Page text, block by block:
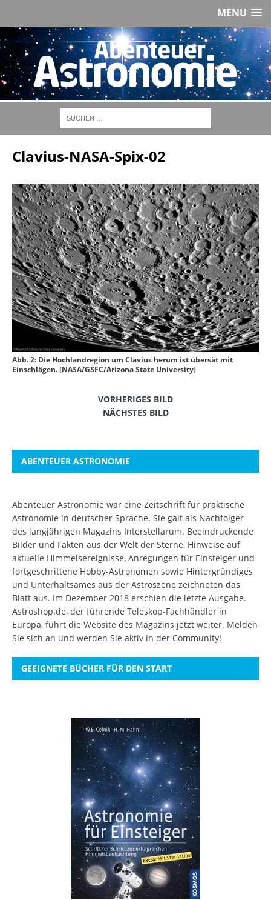
MENU
Clavius-NASA-Spix-02
Abb. 2: Die Hochlandregion um Clavius herum ist übersät mit
Einschlägen. [NASA/GSFC/Arizona State University]
VORHERIGES BILD
NÄCHSTES BILD
ABENTEUER ASTRONOMIE
Abenteuer Astronomie war eine Zeitschrift für praktische
Astronomie in deutscher Sprache. Sie galt als Nachfolger
des langjährigen Magazins Interstellarum. Beeindruckende
Bilder und Fakten aus der Welt der Sterne, Hinweise auf
aktuelle Himmelsereignisse, Anregungen für Einsteiger und
fortgeschrittene Hobby-Astronomen sowie Hintergründiges
und Unterhaltsames aus der Astroszene zeichneten das
Blatt aus. Im Dezember 2018 erschien die letzte Ausgabe.
Astroshop.de, der führende Teleskop-Fachhändler in
Europa, führt die Website des Magazins jetzt weiter. Melden
Sie sich an und werden Sie aktiv in der Community!
GEEIGNETE BÜCHER FÜR DEN START